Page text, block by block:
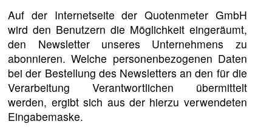
Auf der Internetseite der Quotenmeter GmbH
wird den Benutzern die Möglichkeit eingeräumt,
den Newsletter unseres Unternehmens zu
abonnieren. Welche personenbezogenen Daten
bei der Bestellung des Newsletters an den für die
Verarbeitung Verantwortlichen übermittelt
werden, ergibt sich aus der hierzu verwendeten
Eingabemaske.